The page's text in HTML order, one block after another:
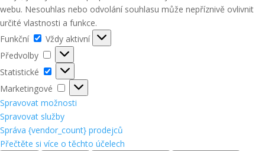
webu. Nesouhlas nebo odvolání souhlasu může nepříznivě ovlivnit
určité vlastnosti a funkce.
Funkční
Funkční
Vždy aktivní
Předvolby
Předvolby
Statistické
Statistické
Marketingové
Marketingové
Spravovat možnosti
Spravovat služby
Správa {vendor_count} prodejců
Přečtěte si více o těchto účelech